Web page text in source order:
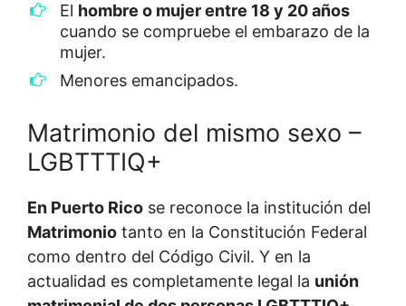
El hombre o mujer entre 18 y 20 años
cuando se compruebe el embarazo de la
mujer.
Menores emancipados.
Matrimonio del mismo sexo –
LGBTTTIQ+
En Puerto Rico se reconoce la institución del
Matrimonio tanto en la Constitución Federal
como dentro del Código Civil. Y en la
actualidad es completamente legal la unión